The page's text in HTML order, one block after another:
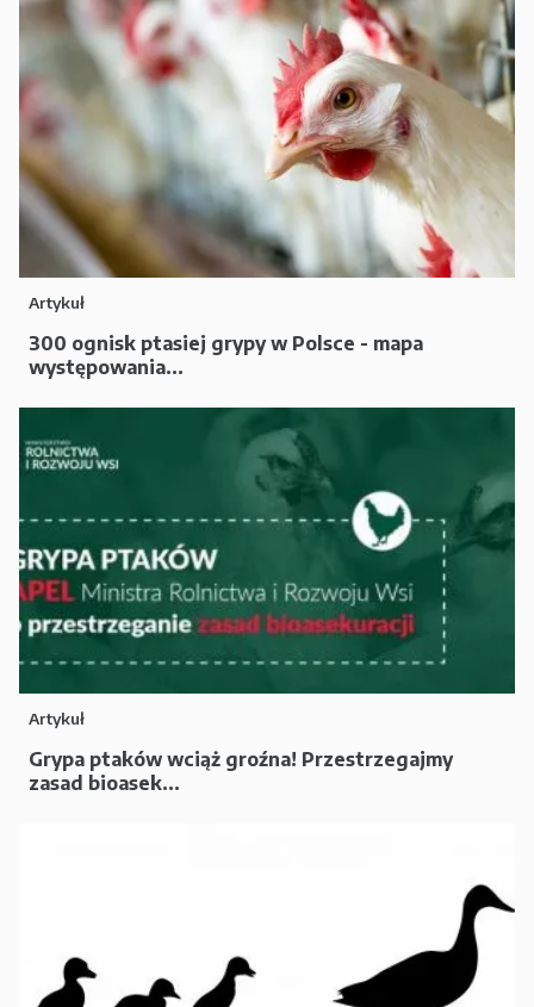
Artykuł
300 ognisk ptasiej grypy w Polsce - mapa
występowania...
Artykuł
Grypa ptaków wciąż groźna! Przestrzegajmy
zasad bioasek...